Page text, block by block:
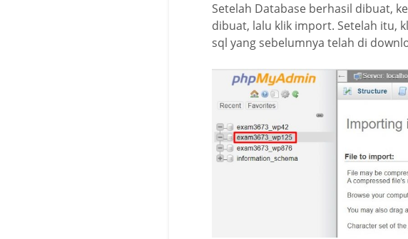
Setelah Database berhasil dibuat,
dibuat, lalu klik import. Setelah itu,
sql yang sebelumnya telah di